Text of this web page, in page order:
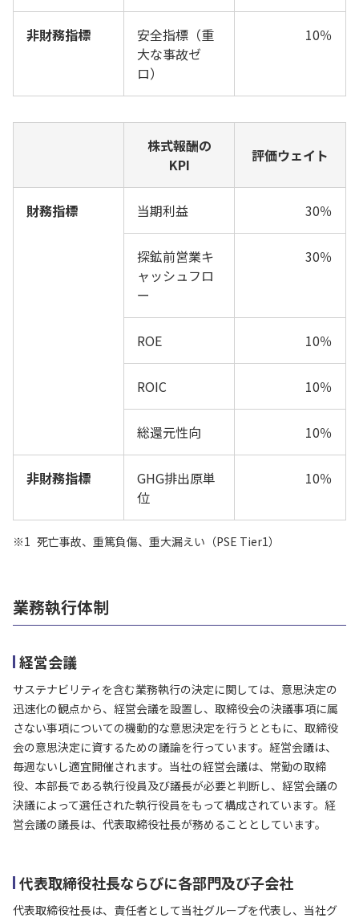
非財務指標
安全指標（重
大な事故ゼ
ロ）
10％
株式報酬の
KPI
評価ウェイト
財務指標 当期利益 30％
探鉱前営業キ
ャッシュフロ
ー
30％
ROE 10％
ROIC 10％
総還元性向 10％
非財務指標
GHG排出原単
位
10％
※1 死亡事故、重篤負傷、重大漏えい（PSE Tier1）
業務執行体制
経営会議
サステナビリティを含む業務執行の決定に関しては、意思決定の
迅速化の観点から、経営会議を設置し、取締役会の決議事項に属
さない事項についての機動的な意思決定を行うとともに、取締役
会の意思決定に資するための議論を行っています。経営会議は、
毎週ないし適宜開催されます。当社の経営会議は、常勤の取締
役、本部長である執行役員及び議長が必要と判断し、経営会議の
決議によって選任された執行役員をもって構成されています。経
営会議の議長は、代表取締役社長が務めることとしています。
代表取締役社長ならびに各部門及び子会社
代表取締役社長は、責任者として当社グループを代表し、当社グ